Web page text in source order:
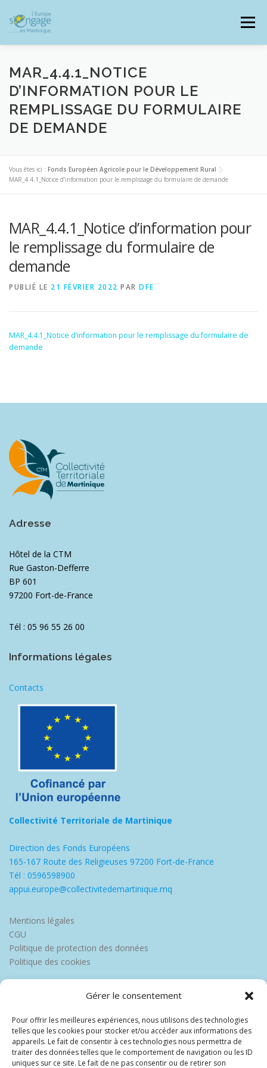
Gérer le consentement
Pour offrir les meilleures expériences, nous utilisons des technologies
telles que les cookies pour stocker et/ou accéder aux informations des
appareils. Le fait de consentir à ces technologies nous permettra de
traiter des données telles que le comportement de navigation ou les ID
uniques sur ce site. Le fait de ne pas consentir ou de retirer son
contenu
Menu
PROGRAMMES J’AI UN PROJET
SIGNALER UNE FRAUDE
MAR_4.4.1_NOTICE
D’INFORMATION POUR LE
REMPLISSAGE DU FORMULAIRE
DE DEMANDE
Vous êtes ici : Fonds Européen Agricole pour le Développement Rural >
MAR_4.4.1_Notice d’information pour le remplissage du formulaire de demande
MAR_4.4.1_Notice d’information pour
le remplissage du formulaire de
demande
PUBLIÉ LE 21 FÉVRIER 2022 PAR DFE
MAR_4.4.1_Notice d’information pour le remplissage du formulaire de
demande
Adresse
Hôtel de la CTM
Rue Gaston-Defferre
BP 601
97200 Fort-de-France
Tél : 05 96 55 26 00
Informations légales
Contacts
Collectivité Territoriale de Martinique
Direction des Fonds Européens
165-167 Route des Religieuses 97200 Fort-de-France
Tél : 0596598900
appui.europe@collectivitedemartinique.mq
Mentions légales
CGU
Politique de protection des données
Politique des cookies